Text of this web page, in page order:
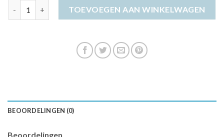
jurk voor naar bruiloft aantalTOEVOEGEN AAN WINKELWAGEN
BEOORDELINGEN (0)
Beoordelingen